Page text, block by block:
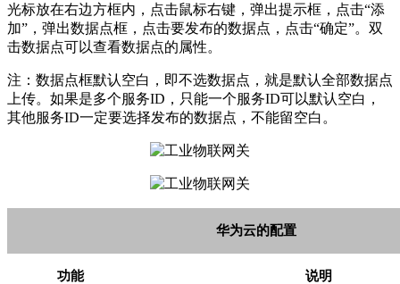
光标放在右边方框内，点击鼠标右键，弹出提示框，点击“添
加”，弹出数据点框，点击要发布的数据点，点击“确定”。双
击数据点可以查看数据点的属性。
注：数据点框默认空白，即不选数据点，就是默认全部数据点
上传。如果是多个服务ID，只能一个服务ID可以默认空白，
其他服务ID一定要选择发布的数据点，不能留空白。
华为云的配置
功能 说明